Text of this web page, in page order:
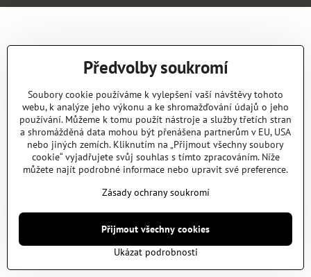
Předvolby soukromí
Soubory cookie používáme k vylepšení vaší návštěvy tohoto
webu, k analýze jeho výkonu a ke shromažďování údajů o jeho
používání. Můžeme k tomu použít nástroje a služby třetích stran
a shromážděná data mohou být přenášena partnerům v EU, USA
nebo jiných zemích. Kliknutím na „Přijmout všechny soubory
cookie“ vyjadřujete svůj souhlas s tímto zpracováním. Níže
můžete najít podrobné informace nebo upravit své preference.
Zásady ochrany soukromí
Ukázat podrobnosti
Přijmout všechny cookies